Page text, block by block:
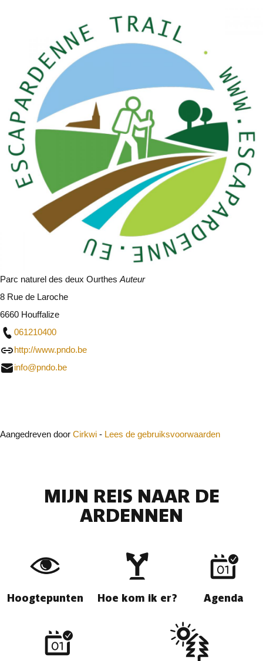
Parc naturel des deux Ourthes Auteur
8 Rue de Laroche
6660 Houffalize
061210400
http://www.pndo.be
info@pndo.be
Aangedreven door Cirkwi - Lees de gebruiksvoorwaarden
MIJN REIS NAAR DE
ARDENNEN
Hoogtepunten Hoe kom ik er? Agenda